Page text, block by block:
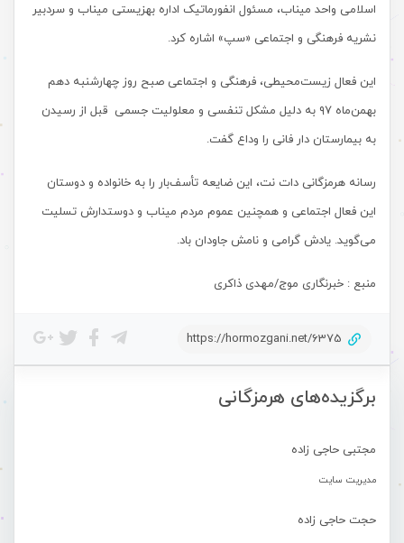
برگزیده‌های هرمزگانی
مجتبی حاجی زاده
مدیریت سایت
حجت حاجی زاده
اسلامی واحد میناب، مسئول انفورماتیک اداره بهزیستی میناب و سردبیر
نشریه فرهنگی و اجتماعی «سپ» اشاره کرد.
این فعال زیست‌محیطی، فرهنگی و اجتماعی صبح روز چهارشنبه دهم
بهمن‌ماه ۹۷ به دلیل مشکل تنفسی و معلولیت جسمی قبل از رسیدن
به بیمارستان دار فانی را وداع گفت.
رسانه هرمزگانی دات نت، این ضایعه تأسف‌بار را به خانواده و دوستان
این فعال اجتماعی و همچنین عموم مردم میناب و دوستدارش تسلیت
می‌گوید. یادش گرامی و نامش جاودان باد.
منبع : خبرنگاری موج/مهدی ذاکری
https://hormozgani.net/6375